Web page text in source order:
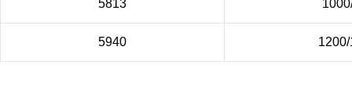
5813
5940